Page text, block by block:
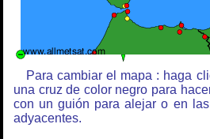
Para cambiar el mapa : haga
una cruz de color negro para
con un guión para alejar o en
adyacentes.